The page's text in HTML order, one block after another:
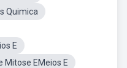
Quimica
E
Mitose EMeios E